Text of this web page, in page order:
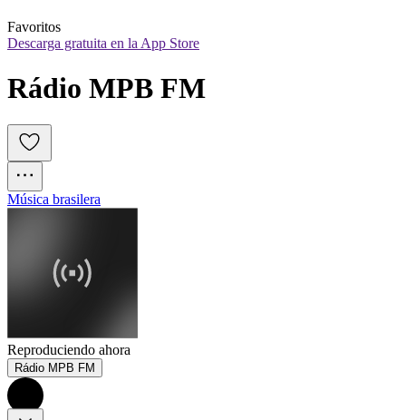
Favoritos
Descarga gratuita en la App Store
Rádio MPB FM
Música brasilera
Reproduciendo ahora
Rádio MPB FM